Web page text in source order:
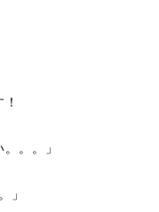
。。」
」